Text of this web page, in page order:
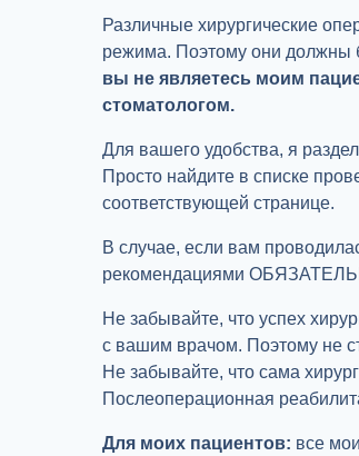
Различные хирургические
режима. Поэтому они должны
вы не являетесь моим
стоматологом.
Для вашего удобства, я
Просто найдите в списке
соответствующей странице.
В случае, если вам
рекомендациями
Не забывайте, что успех
с вашим врачом. Поэтому не
Не забывайте, что сама
Послеоперационная
Для моих пациентов: все